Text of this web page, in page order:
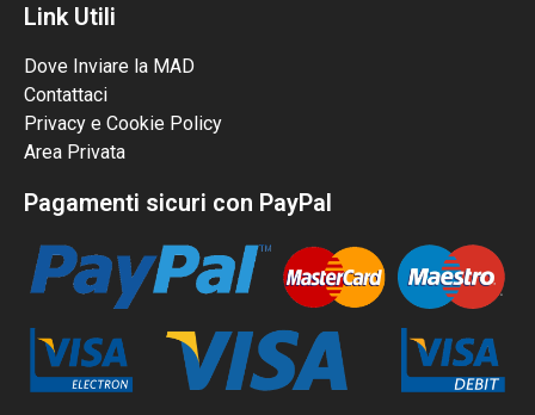
Link Utili
Dove Inviare la MAD
Contattaci
Privacy e Cookie Policy
Area Privata
Pagamenti sicuri con PayPal